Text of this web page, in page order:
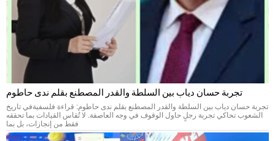
تجربة حسان دياب بين السلطة والقدر المصطنع بقلم ندى حاطوم
تجربة حسان دياب بين السلطة والقدر المصطنع بقلم ندى حاطوم: قراءة فلسفيةفي تاريخ
الشعوب تحاكي تجربة رجلٍ حاول الوقوف في وجه العاصفة. لا تُقاس القيادات بما تحققه
فقط من إنجازات، بل بما